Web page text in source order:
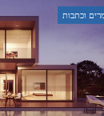
וכתבות